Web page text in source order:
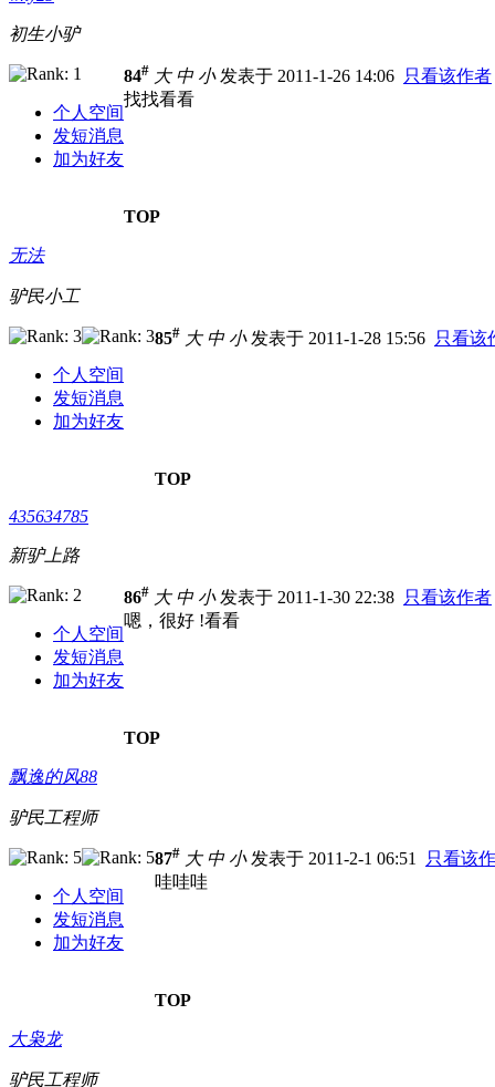
初生小驴
个人空间
发短消息
加为好友
84# 大 中 小发表于 2011-1-26 14:06 只看该作者
找找看看
TOP
无法
驴民小工
个人空间
发短消息
加为好友
85# 大 中 小发表于 2011-1-28 15:56 只看该
TOP
435634785
新驴上路
个人空间
发短消息
加为好友
86# 大 中 小发表于 2011-1-30 22:38 只看该作者
嗯，很好 !看看
TOP
飘逸的风88
驴民工程师
个人空间
发短消息
加为好友
87# 大 中 小发表于 2011-2-1 06:51
只看该
哇哇哇
TOP
大枭龙
驴民工程师